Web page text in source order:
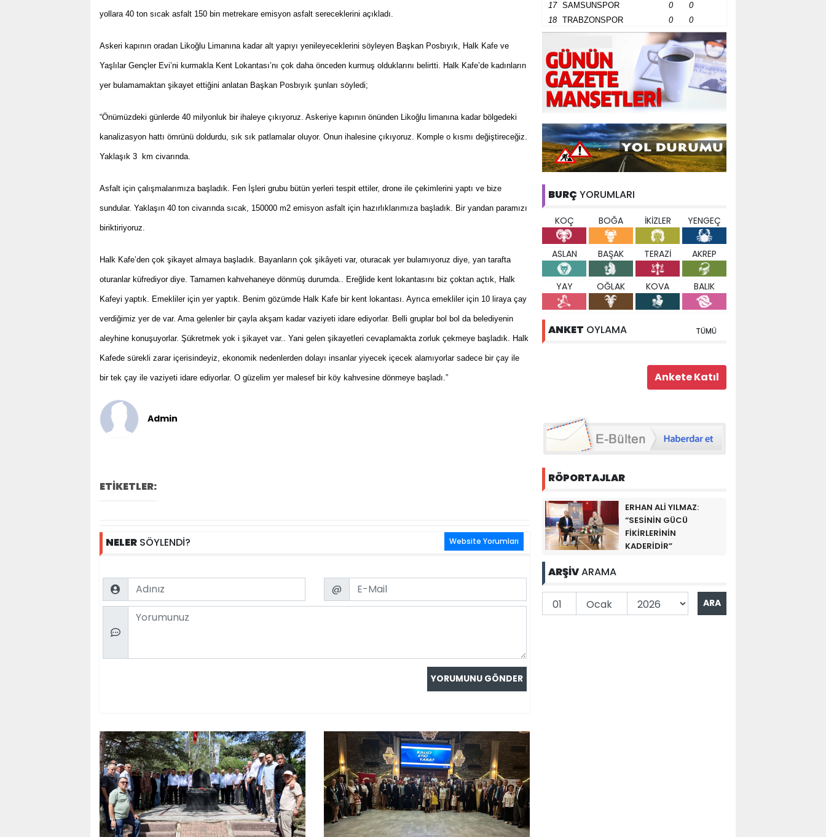
yollara 40 ton sıcak asfalt 150 bin metrekare emisyon asfalt sereceklerini açıkladı.
Askeri kapının oradan Likoğlu Limanına kadar alt yapıyı yenileyeceklerini söyleyen Başkan Posbıyık, Halk Kafe ve
Yaşlılar Gençler Evi’ni kurmakla Kent Lokantası’nı çok daha önceden kurmuş olduklarını belirtti. Halk Kafe’de kadınların
yer bulamamaktan şikayet ettiğini anlatan Başkan Posbıyık şunları söyledi;
“Önümüzdeki günlerde 40 milyonluk bir ihaleye çıkıyoruz. Askeriye kapının önünden Likoğlu limanına kadar bölgedeki
kanalizasyon hattı ömrünü doldurdu, sık sık patlamalar oluyor. Onun ihalesine çıkıyoruz. Komple o kısmı değiştireceğiz.
Yaklaşık 3 km civarında.
Asfalt için çalışmalarımıza başladık. Fen İşleri grubu bütün yerleri tespit ettiler, drone ile çekimlerini yaptı ve bize
sundular. Yaklaşın 40 ton civarında sıcak, 150000 m2 emisyon asfalt için hazırlıklarımıza başladık. Bir yandan paramızı
biriktiriyoruz.
Halk Kafe’den çok şikayet almaya başladık. Bayanların çok şikâyeti var, oturacak yer bulamıyoruz diye, yan tarafta
oturanlar küfrediyor diye. Tamamen kahvehaneye dönmüş durumda.. Ereğlide kent lokantasını biz çoktan açtık, Halk
Kafeyi yaptık. Emekliler için yer yaptık. Benim gözümde Halk Kafe bir kent lokantası. Ayrıca emekliler için 10 liraya çay
verdiğimiz yer de var. Ama gelenler bir çayla akşam kadar vaziyeti idare ediyorlar. Belli gruplar bol bol da belediyenin
aleyhine konuşuyorlar. Şükretmek yok i şikayet var.. Yani gelen şikayetleri cevaplamakta zorluk çekmeye başladık. Halk
Kafede sürekli zarar içerisindeyiz, ekonomik nedenlerden dolayı insanlar yiyecek içecek alamıyorlar sadece bir çay ile
bir tek çay ile vaziyeti idare ediyorlar. O güzelim yer malesef bir köy kahvesine dönmeye başladı.”
Admin
ETİKETLER:
NELER SÖYLENDİ? Website Yorumları
Name Email
@
Comment
17
SAMSUNSPOR 0
0
18
TRABZONSPOR 0 0
BURÇ YORUMLARI
KOÇ BOĞA İKİZLER YENGEÇ
ASLAN BAŞAK TERAZİ AKREP
YAY OĞLAK KOVA BALIK
ANKET OYLAMA TÜMÜ
RÖPORTAJLAR
ERHAN ALİ YILMAZ:
“SESİNİN GÜCÜ
FİKİRLERİNİN
KADERİDİR”
ARŞİVARAMA